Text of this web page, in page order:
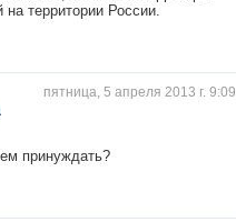
на территории России.
пятница, 5 апреля 2013 г. 9:09
принуждать?